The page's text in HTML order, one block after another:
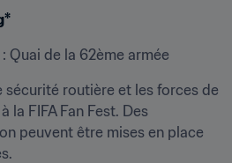
Quai de la 62ème armée
sécurité routière et les forces de
la FIFA Fan Fest. Des
peuvent être mises en place